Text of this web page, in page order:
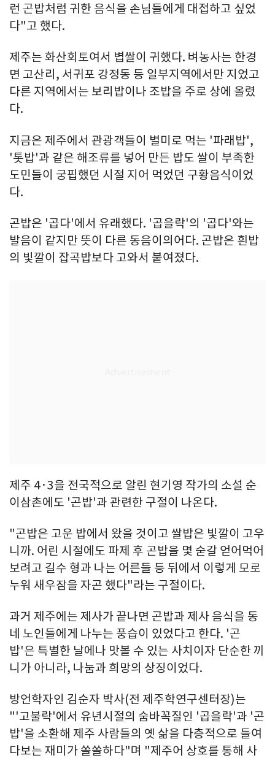
런 곤밥처럼 귀한 음식을 손님들에게 대접하고 싶었
다"고 했다.
제주는 화산회토여서 볍쌀이 귀했다. 벼농사는 한경
면 고산리, 서귀포 강정동 등 일부지역에서만 지었고
다른 지역에서는 보리밥이나 조밥을 주로 상에 올렸
다.
지금은 제주에서 관광객들이 별미로 먹는 '파래밥',
'톳밥'과 같은 해조류를 넣어 만든 밥도 쌀이 부족한
도민들이 궁핍했던 시절 지어 먹었던 구황음식이었
다.
곤밥은 '곱다'에서 유래했다. '곱을락'의 '곱다'와는
발음이 같지만 뜻이 다른 동음이의어다. 곤밥은 흰밥
의 빛깔이 잡곡밥보다 고와서 붙여졌다.
제주 4·3을 전국적으로 알린 현기영 작가의 소설 순
이삼촌에도 '곤밥'과 관련한 구절이 나온다.
"곤밥은 고운 밥에서 왔을 것이고 쌀밥은 빛깔이 고우
니까. 어린 시절에도 파제 후 곤밥을 몇 숟갈 얻어먹어
보려고 길수 형과 나는 어른들 등 뒤에서 이렇게 모로
누워 새우잠을 자곤 했다"라는 구절이다.
과거 제주에는 제사가 끝나면 곤밥과 제사 음식을 동
네 노인들에게 나누는 풍습이 있었다고 한다. '곤
밥'은 특별한 날에나 맛볼 수 있는 사치이자 단순한 끼
니가 아니라, 나눔과 희망의 상징이었다.
방언학자인 김순자 박사(전 제주학연구센터장)는
"'고불락'에서 유년시절의 숨바꼭질인 '곱을락'과 '곤
밥'을 소환해 제주 사람들의 옛 삶을 다층적으로 들여
다보는 재미가 쏠쏠하다"며 "제주어 상호를 통해 사